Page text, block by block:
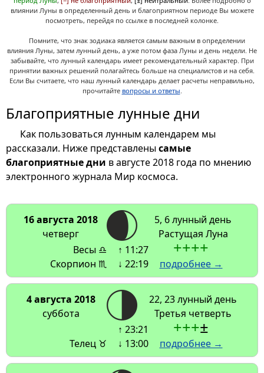
влиянии Луны в определенный день и благоприятном периоде Вы можете
посмотреть, перейдя по ссылке в последней колонке.
Помните, что знак зодиака является самым важным в определении
влияния Луны, затем лунный день, а уже потом фаза Луны и день недели. Не
забывайте, что лунный календарь имеет рекомендательный характер. При
принятии важных решений полагайтесь больше на специалистов и на себя.
Если Вы считаете, что наш лунный календарь делает расчеты неправильно,
прочитайте вопросы и ответы
Благоприятные лунные дни
Как пользоваться лунным календарем мы
рассказали. Ниже представленысамые
благоприятные дни в августе 2018 года по мнению
электронного журнала Мир космоса.
16 августа 2018
четверг
5, 6 лунный день
Растущая Луна
Весы ♎
Скорпион ♏
↑ 11:27
↓ 22:19
++++
подробнее →
4 августа 2018
суббота
22, 23 лунный день
Третья четверть
Телец ♉
↑ 23:21
↓ 13:00
+++±
подробнее →